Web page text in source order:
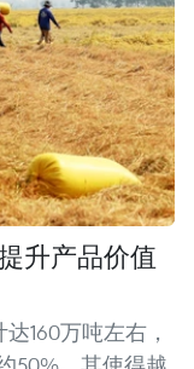
升产品价值
160万吨左右，